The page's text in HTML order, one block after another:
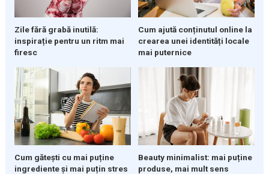
Zile fără grabă inutilă:
inspirație pentru un ritm mai
firesc
Cum ajută conținutul online la
crearea unei identități locale
mai puternice
Cum gătești cu mai puține
ingrediente și mai puțin stres
Beauty minimalist: mai puține
produse, mai mult sens